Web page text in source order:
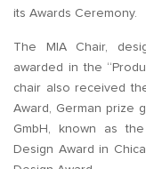
its Awards Ceremony.
The MIA Chair,
awarded in the
chair also received
Award, German prize
GmbH, known as
Design Award in